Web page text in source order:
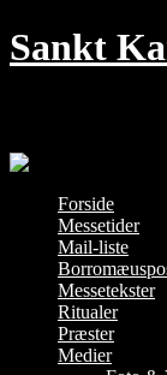
Skip
to
Sankt
Forside
Messetider
Mail-liste
Messetekster
Ritualer
Præster
Medier